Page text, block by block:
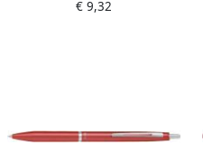
zilver
€ 9,32